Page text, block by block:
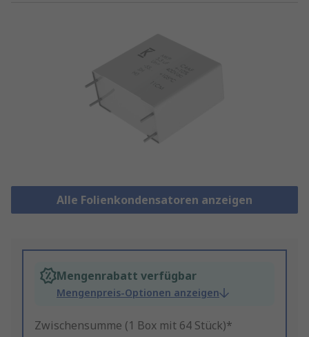
Alle Folienkondensatoren anzeigen
Mengenrabatt verfügbar
Mengenpreis-Optionen anzeigen
Zwischensumme (1 Box mit 64 Stück)*